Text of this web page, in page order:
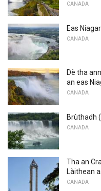
CANADA
Eas
CANADA
Dè tha
an eas
CANADA
Brùthadh
CANADA
Tha an
Làithean
CANADA